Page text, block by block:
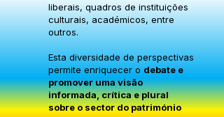
liberais, quadros de instituições
culturais, académicos, entre
outros.
Esta diversidade de perspectivas
permite enriquecer o debate e
promover uma visão
informada, crítica e plural
sobre o sector do património